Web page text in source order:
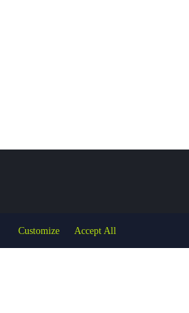
Customize Accept All